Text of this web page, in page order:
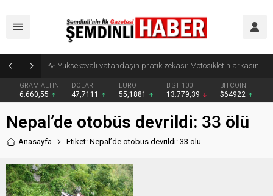
Yüksekovalı vatandaşın pratik zekası: Motosikletin arkasına el arabası bağlayarak üzerinde ot taşıdı
GRAM ALTIN
6.660,55
DOLAR
47,7111
EURO
55,1881
BIST 100
13.779,39
BITCOIN
$64922
Nepal’de otobüs devrildi: 33 ölü
Anasayfa Etiket: Nepal’de otobüs devrildi: 33 ölü